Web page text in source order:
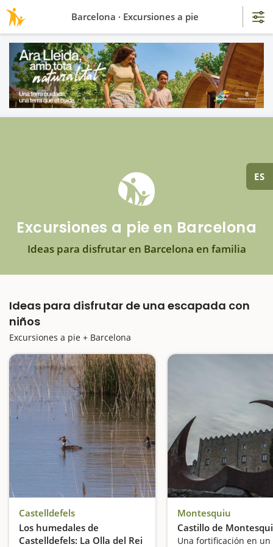
ES
Excursiones a pie en Barcelona
Ideas para disfrutar en Barcelona en familia
Ideas para disfrutar de una escapada con
niños
Excursiones a pie + Barcelona
Castelldefels
Los humedales de
Castelldefels: La Olla del Rei
Montesquiu
Castillo de
Una fortificación en
Barcelona · Excursiones a pie